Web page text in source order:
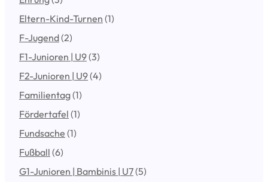
Eltern-Kind-Turnen (1)
F-Jugend(2)
F1-Junioren | U9(3)
F2-Junioren | U9(4)
Familientag(1)
Fördertafel (1)
Fundsache (1)
Fußball (6)
G1-Junioren | Bambinis | U7(5)